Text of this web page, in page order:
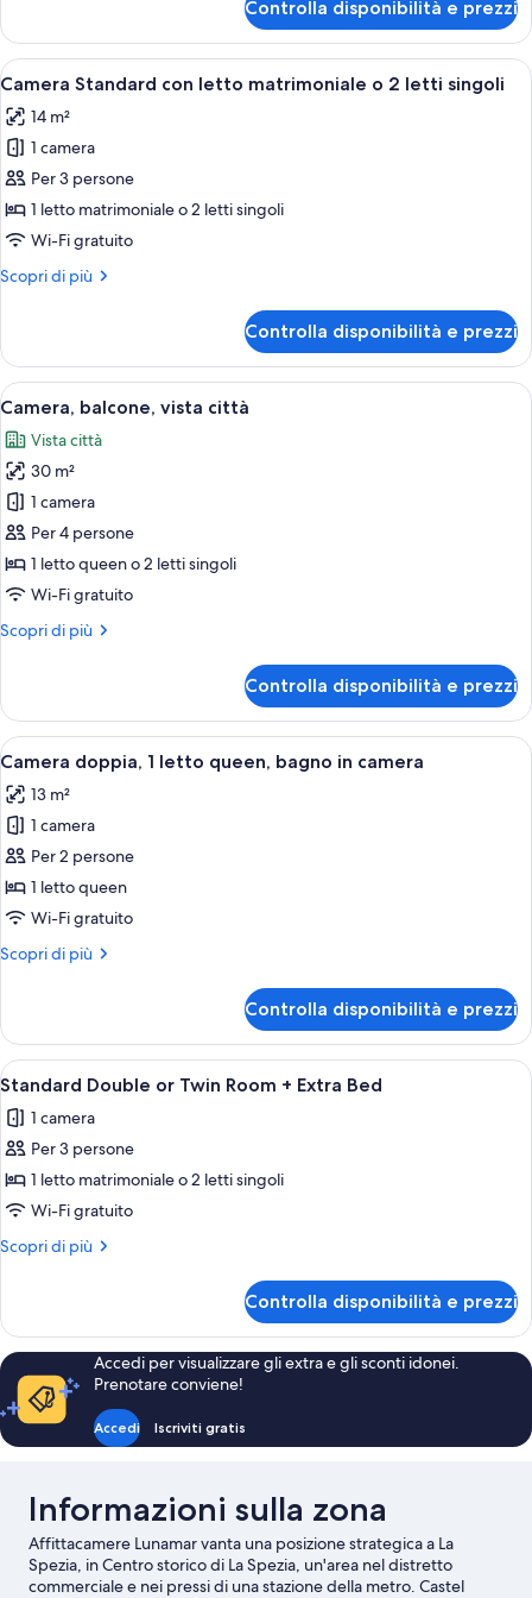
Standard
Controlla disponibilità e prezzi
Apri
tutte
le
foto
per
Camera
Standard
letto
2
letti
singoli
Una camera d'albergo con un letto,
18
Camera Standard con letto matrimoniale o 2 letti singoli
14 m²
1 camera
Per 3 persone
1 letto matrimoniale o 2 letti singoli
Wi-Fi gratuito
Scopri di più
Altri
Standard
con
letto
o
2
letti
singoli
Controlla disponibilità e prezzi
Apri
tutte
le
foto
per
Camera,
balcone,
vista
Un appartamento moderno con
22
Camera, balcone, vista città
Vista città
30 m²
1 camera
Per 4 persone
1 letto queen o 2 letti singoli
Wi-Fi gratuito
Scopri di più
Altri
balcone,
vista
città
Controlla disponibilità e prezzi
Apri
tutte
le
foto
per
Camera
doppia,
letto
in
camera
Biancheria da letto di alta qualità,
25
Camera doppia, 1 letto queen, bagno in camera
13 m²
1 camera
Per 2 persone
1 letto queen
Wi-Fi gratuito
Scopri di più
Altri
doppia,
letto
bagno
in
Controlla disponibilità e prezzi
Apri
tutte
le
foto
per
Standard
Double
Room
Extra
Bed
Una camera d'albergo con un letto,
11
Standard Double or Twin Room + Extra Bed
1 camera
Per 3 persone
1 letto matrimoniale o 2 letti singoli
Wi-Fi gratuito
Scopri di più
Altri
Double
or
Twin
Room
+
Extra
Controlla disponibilità e prezzi
Accedi per visualizzare gli extra e gli sconti idonei.
Prenotare conviene!
Accedi Iscriviti gratis
Informazioni sulla zona
Affittacamere Lunamar vanta una posizione strategica a La
Spezia, in Centro storico di La Spezia, un'area nel distretto
commerciale e nei pressi di una stazione della metro. Castel